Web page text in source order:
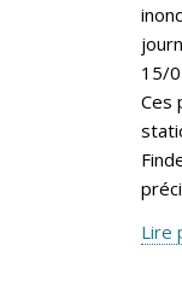
15/
Ces
Lire